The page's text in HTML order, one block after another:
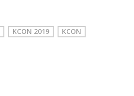
KCON 2019 KCON